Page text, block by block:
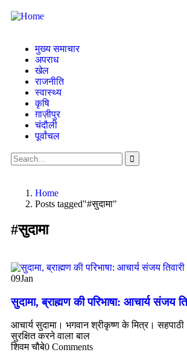
मुख्य समाचार
अपराध
खेल
राजनीति
स्वास्थ्य
कृषि
ग़ाज़ीपुर
चंदौली
पूर्वांचल
Home
Posts tagged"#सुदामा"
#सुदामा
09Jan
सुदामा, ब्राह्मण की परिभाषा: आचार्य संजय
आचार्य सुदामा। भगवान श्रीकृष्ण के मित्र।
सुरक्षित करने वाला बाल
शिवम चौबे0 Comments